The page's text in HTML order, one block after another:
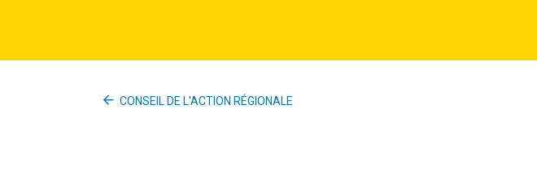
CONSEIL DE L'ACTION RÉGIONALE